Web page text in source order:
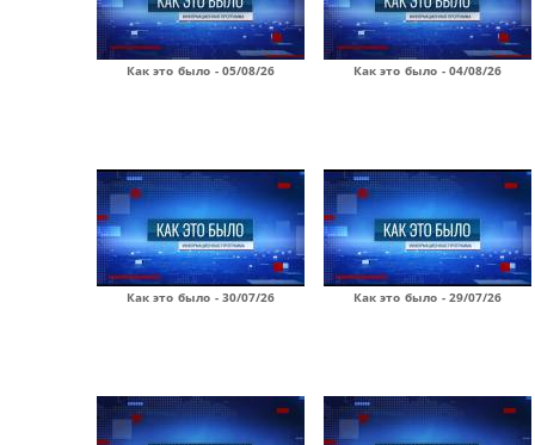
Как это было - 05/08/26 Как это было - 04/08/26
Как это было - 30/07/26 Как это было - 29/07/26